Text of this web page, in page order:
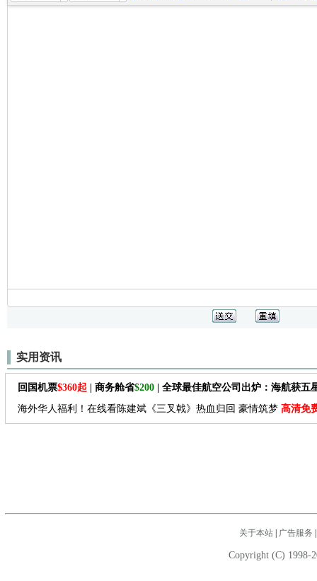
实用资讯
回国机票$360起 | 商务舱省$200 | 全球最佳航空公司出炉：海航获五
海外华人福利！在线看陈建斌《三叉戟》热血归回 豪情筑梦 高清免
关于本站| 广告服务
Copyright (C) 1998-